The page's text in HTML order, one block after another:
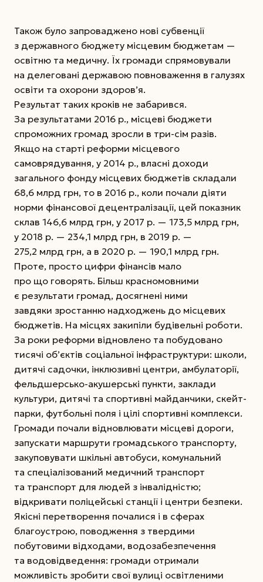
Також було запроваджено нові субвенції
з державного бюджету місцевим бюджетам —
освітню та медичну. Їх громади спрямовували
на делеговані державою повноваження в галузях
освіти та охорони здоров’я.
Результат таких кроків не забарився.
За результатами 2016 р., місцеві бюджети
спроможних громад зросли в три-сім разів.
Якщо на старті реформи місцевого
самоврядування, у 2014 р., власні доходи
загального фонду місцевих бюджетів складали
68,6 млрд грн, то в 2016 р., коли почали діяти
норми фінансової децентралізації, цей показник
склав 146,6 млрд грн, у 2017 р. — 173,5 млрд грн,
у 2018 р. — 234,1 млрд грн, в 2019 р. —
275,2 млрд грн, а в 2020 р. — 190,1 млрд грн.
Проте, просто цифри фінансів мало
про що говорять. Більш красномовними
є результати громад, досягнені ними
завдяки зростанню надходжень до місцевих
бюджетів. На місцях закипіли будівельні роботи.
За роки реформи відновлено та побудовано
тисячі об’єктів соціальної інфраструктури: школи,
дитячі садочки, інклюзивні центри, амбулаторії,
фельдшерсько-акушерські пункти, заклади
культури, дитячі та спортивні майданчики, скейт­
парки, футбольні поля і цілі спортивні комплекси.
Громади почали відновлювати місцеві дороги,
запускати маршрути громадського транспорту,
закуповувати шкільні автобуси, комунальний
та спеціалізований медичний транспорт
та транспорт для людей з інвалідністю;
відкривати поліцейські станції і центри безпеки.
Якісні перетворення почалися і в сферах
благоустрою, поводження з твердими
побутовими відходами, водозабезпечення
та водовідведення: громади отримали
можливість зробити свої вулиці освітленими